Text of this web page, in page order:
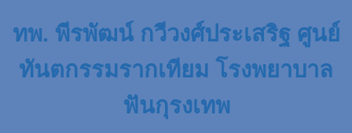
ทพ. พีรพัฒน์ กวีวงศ์ประเสริฐ ศูนย์
ทันตกรรมรากเทียม โรงพยาบาล
ฟันกุรงเทพ